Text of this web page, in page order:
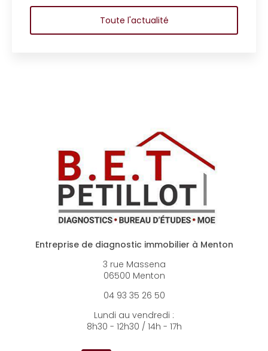
Toute l'actualité
Entreprise de diagnostic immobilier à Menton
3 rue Massena
06500 Menton
04 93 35 26 50
Lundi au vendredi :
8h30 - 12h30 / 14h - 17h